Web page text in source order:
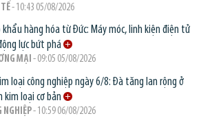
- 10:43 05/08/2026
khẩu hàng hóa từ Đức: Máy móc, linh kiện điện tử
lực bứt phá
MẠI - 09:05 05/08/2026
loại công nghiệp ngày 6/8: Đà tăng lan rộng ở
kim loại cơ bản
NGHIỆP- 10:59 06/08/2026